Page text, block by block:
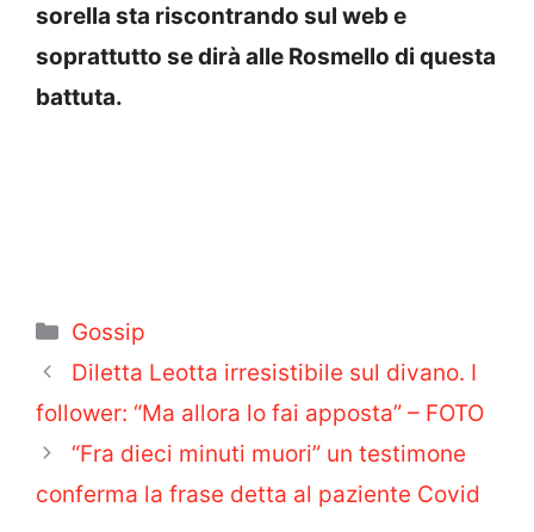
sorella sta riscontrando sul web e
soprattutto se dirà alle Rosmello di questa
battuta.
Categorie
Gossip
Diletta Leotta irresistibile sul divano. I
follower: “Ma allora lo fai apposta” – FOTO
“Fra dieci minuti muori” un testimone
conferma la frase detta al paziente Covid